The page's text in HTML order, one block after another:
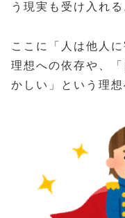
う現実も受け入れる
ここに「人は他人
理想への依存や、
かしい」という理